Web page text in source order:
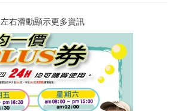
左右滑動顯示更多資訊